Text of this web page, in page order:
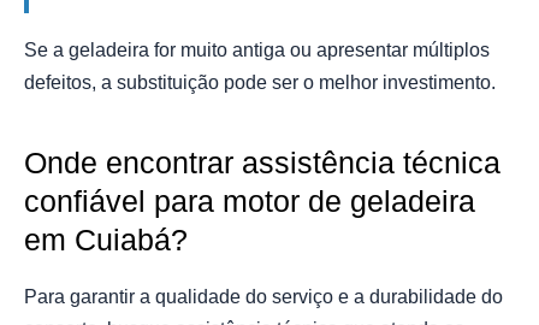
Se a geladeira for muito antiga ou apresentar múltiplos
defeitos, a substituição pode ser o melhor investimento.
Onde encontrar assistência técnica
confiável para motor de geladeira
em Cuiabá?
Para garantir a qualidade do serviço e a durabilidade do